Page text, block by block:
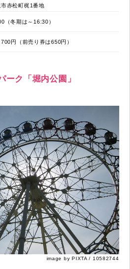
赤松町梶1番地
（冬期は～16:30）
700円（前売り券は650円）
ーク「堀内公園」
image by PIXTA / 10582744